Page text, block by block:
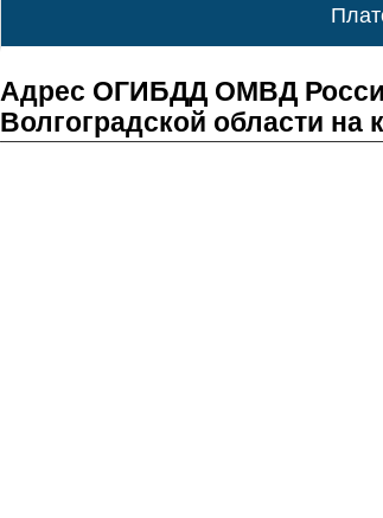
Адрес ОГИБДД ОМВД
Волгоградской области на